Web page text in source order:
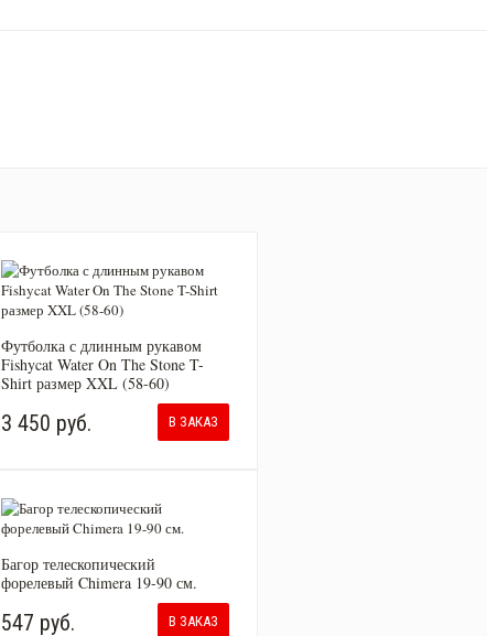
Футболка с длинным рукавом
Fishycat Water On The Stone T-
Shirt размер XXL (58-60)
3 450 руб. В ЗАКАЗ
Багор телескопический
форелевый Chimera 19-90 см.
547 руб. В ЗАКАЗ